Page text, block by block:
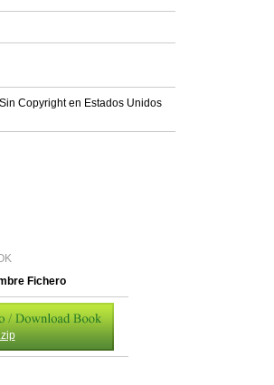
Copyright en Estados Unidos
Fichero